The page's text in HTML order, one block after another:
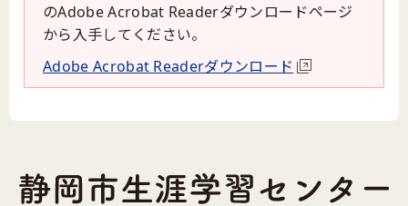
のAdobe Acrobat Readerダウンロードページ
から入手してください。
Adobe Acrobat Readerダウンロード